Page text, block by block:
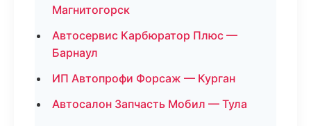
Магнитогорск
Автосервис Карбюратор Плюс —
Барнаул
ИП Автопрофи Форсаж — Курган
Автосалон Запчасть Мобил — Тула